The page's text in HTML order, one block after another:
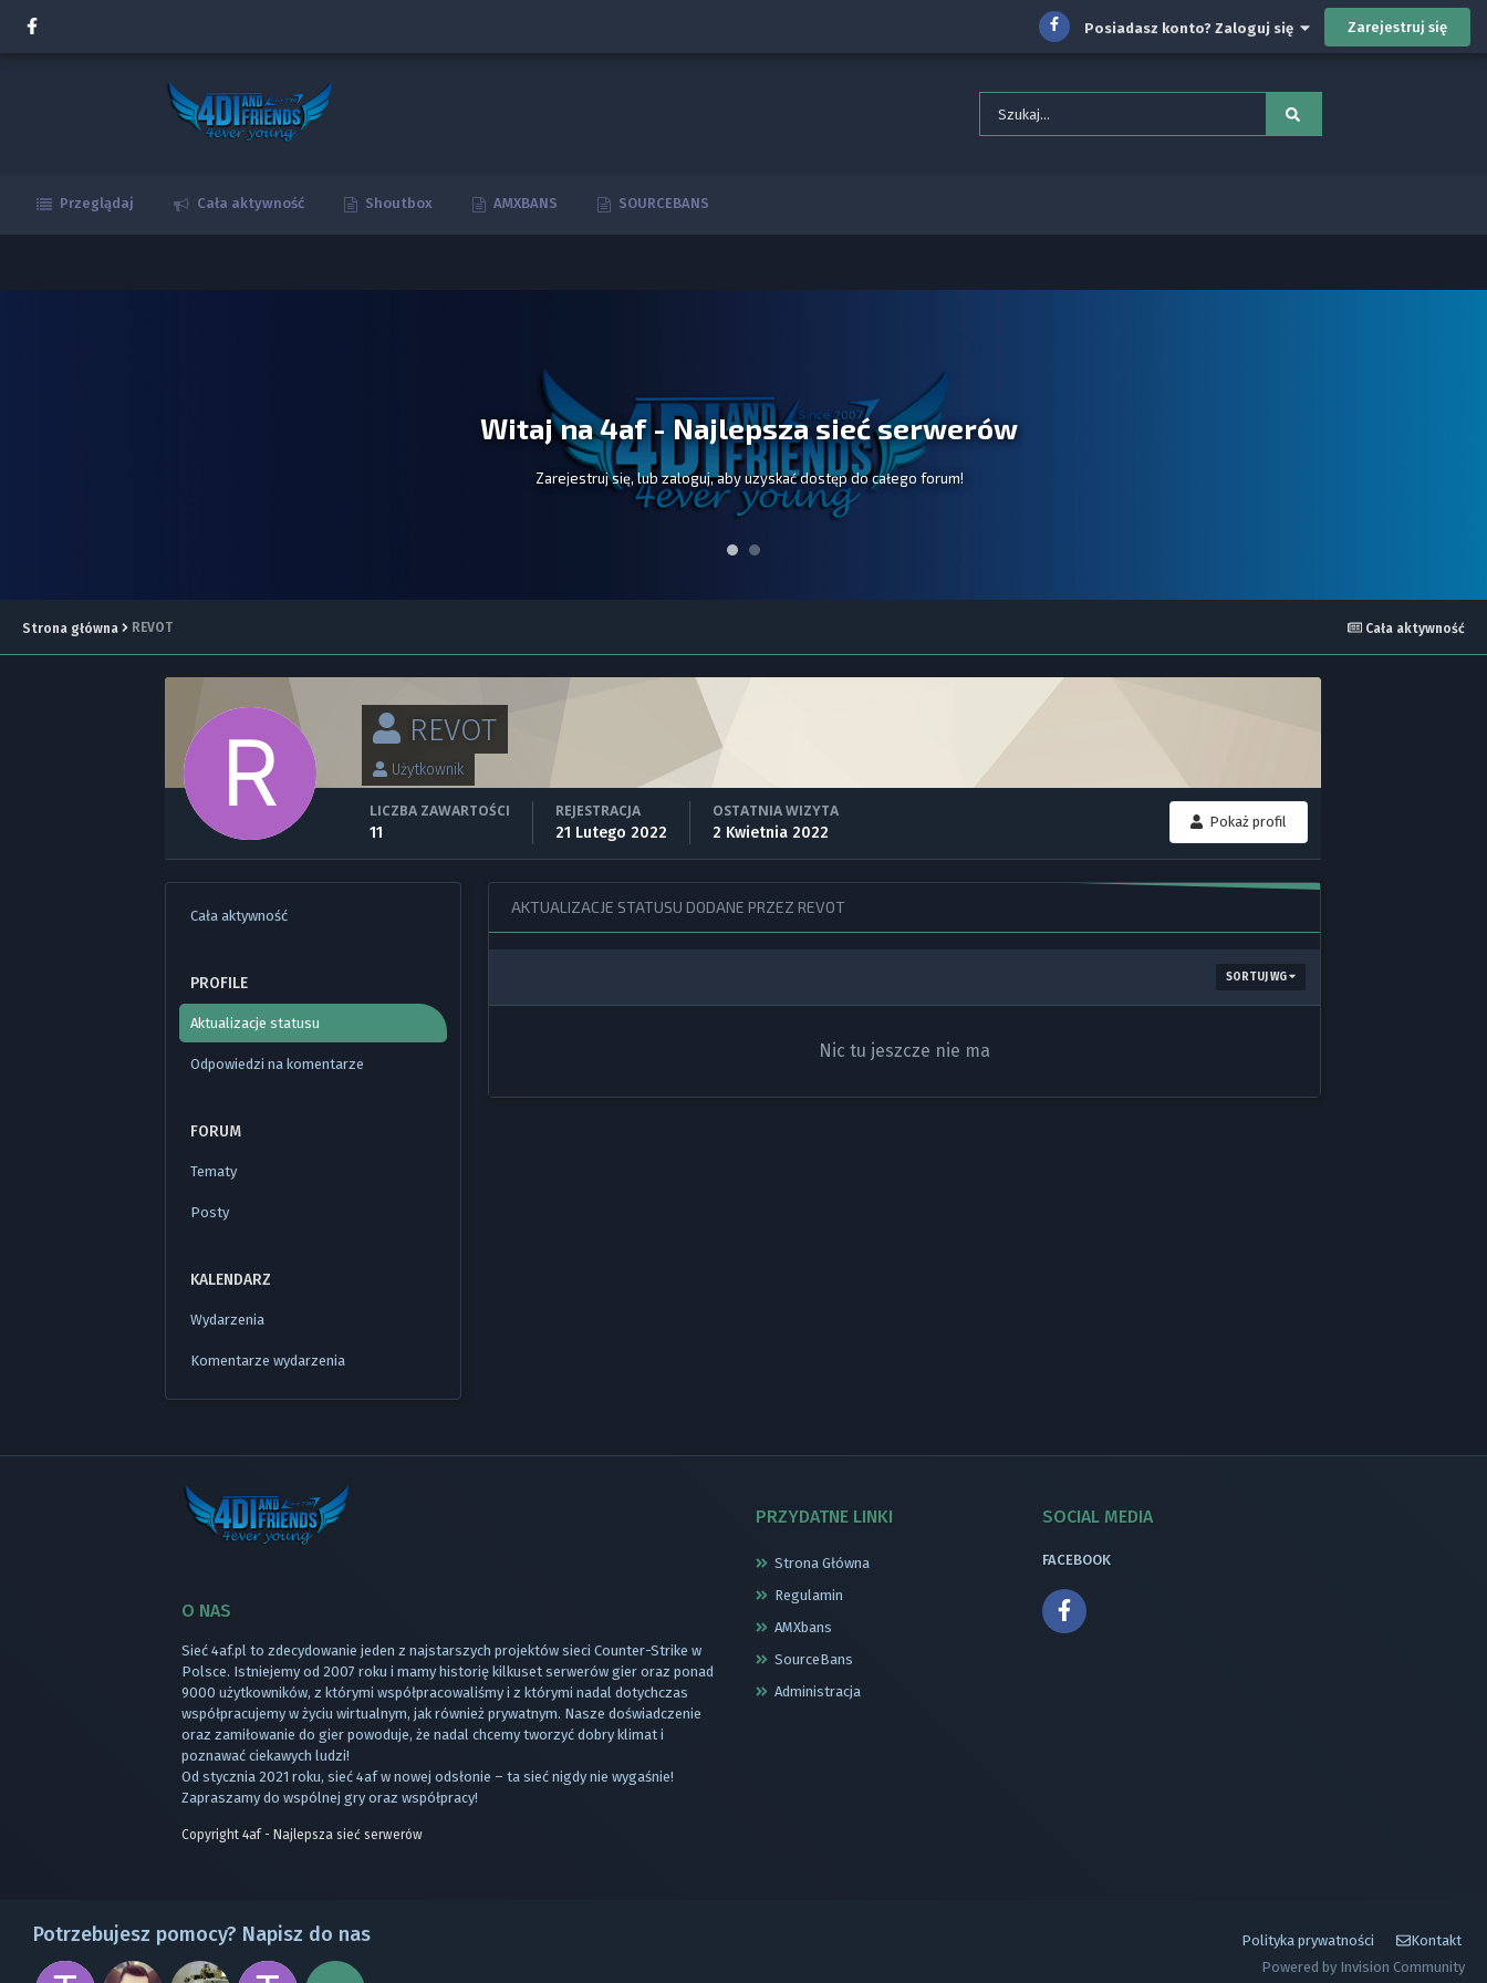
Posiadasz konto? Zaloguj się Zarejestruj się
Przeglądaj Cała aktywność Shoutbox AMXBANS SOURCEBANS
Witaj na 4af - Najlepsza sieć serwerów
Zarejestruj się, lub zaloguj, aby uzyskać dostęp do całego forum!
Cała aktywność
Strona główna REVOT
REVOT
Użytkownik
Pokaż profil
LICZBA ZAWARTOŚCI
11
REJESTRACJA
21 Lutego 2022
OSTATNIA WIZYTA
2 Kwietnia 2022
Cała aktywność
PROFILE
Aktualizacje statusu
Odpowiedzi na komentarze
FORUM
Tematy
Posty
KALENDARZ
Wydarzenia
Komentarze wydarzenia
AKTUALIZACJE STATUSU DODANE PRZEZ REVOT
SORTUJ WG
Nic tu jeszcze nie ma
O NAS
Sieć 4af.pl to zdecydowanie jeden z najstarszych projektów sieci Counter-Strike w
Polsce. Istniejemy od 2007 roku i mamy historię kilkuset serwerów gier oraz ponad
9000 użytkowników, z którymi współpracowaliśmy i z którymi nadal dotychczas
współpracujemy w życiu wirtualnym, jak również prywatnym. Nasze doświadczenie
oraz zamiłowanie do gier powoduje, że nadal chcemy tworzyć dobry klimat i
poznawać ciekawych ludzi!
Od stycznia 2021 roku, sieć 4af w nowej odsłonie – ta sieć nigdy nie wygaśnie!
Zapraszamy do wspólnej gry oraz współpracy!
Copyright 4af - Najlepsza sieć serwerów
PRZYDATNE LINKI
Strona Główna
Regulamin
AMXbans
SourceBans
Administracja
SOCIAL MEDIA
FACEBOOK
Potrzebujesz pomocy? Napisz do nas Polityka prywatności
Kontakt
Powered by Invision Community